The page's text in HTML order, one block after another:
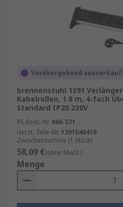
Vorübergehend
brennenstuhl 1391
Kabelrollen, 1.8 m, 4-fach
Standard IP20 230V
RS Best.-Nr. 866-571
Herst. Teile-Nr. 1391040410
Zwischensumme (1 Stück)
58,09 €(ohne MwSt.)
Menge